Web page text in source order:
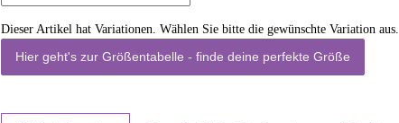
x
Dieser Artikel hat Variationen. Wählen Sie bitte die gewünschte Variation aus.
Hier geht's zur Größentabelle - finde deine perfekte Größe